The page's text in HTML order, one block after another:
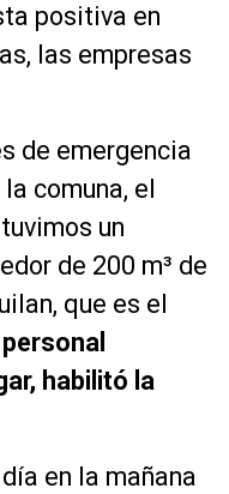
positiva en
las empresas
de emergencia
comuna, el
un
de 200 m³ de
que es el
habilitó la
en la mañana